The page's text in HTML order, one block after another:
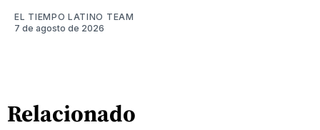
EL TIEMPO LATINO TEAM
7 de agosto de 2026
Relacionado